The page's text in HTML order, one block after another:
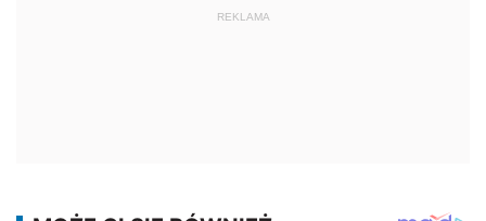
REKLAMA